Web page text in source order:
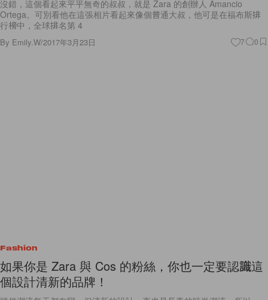
行榜中，全球排名第 4
ByEmily.W/2017年3月23日
如果你是 Zara 與 Cos 的粉絲，你也一定要認識這
個設計清新的品牌！
雖然潮流每天都在變，但清新的設計一直也是長青的時尚潮流，所以